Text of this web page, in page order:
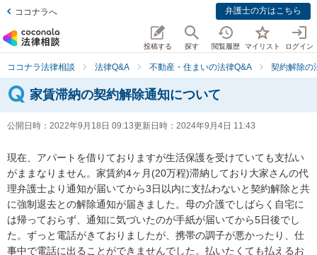
ココナラへ 弁護士の方はこちら
投稿する 探す 閲覧履歴 マイリスト ログイン
ココナラ法律相談 法律Q&A 不動産・住まいの法律Q&A 契約解除の
家賃滞納の契約解除通知について
公開日時： 2022年9月18日 09:13更新日時： 2024年9月4日 11:43
現在、アパートを借りておりますが生活保護を受けていても支払い
がままなりません。家賃約4ヶ月(20万程)滞納しており大家さんの代
理弁護士より通知が届いてから3日以内に支払わないと契約解除と共
に強制退去との解除通知が届きました。母の介護でしばらく自宅に
は帰っておらず、通知に気づいたのが手紙が届いてから5日後でし
た。ずっと電話がきておりましたが、携帯の調子が悪かったり、仕
事中で電話に出ることができませんでした。払いたくても払えるお